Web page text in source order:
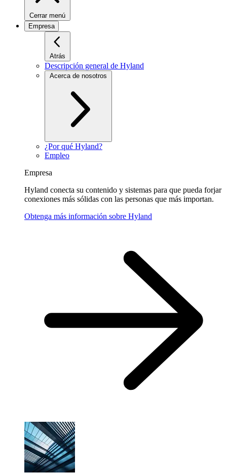
Cerrar menú
Empresa
Atrás
Descripción general de Hyland
Acerca de nosotros
¿Por qué Hyland?
Empleo
Empresa
Hyland conecta su contenido y sistemas para que pueda forjar
conexiones más sólidas con las personas que más importan.
Obtenga más información sobre Hyland